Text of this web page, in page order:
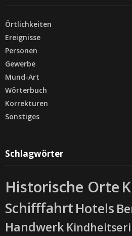
Örtlichkeiten
Ereignisse
Personen
Gewerbe
Mund-Art
Wörterbuch
Korrekturen
Sonstiges
Schlagwörter
Historische Orte
Schifffahrt Hotels
Handwerk